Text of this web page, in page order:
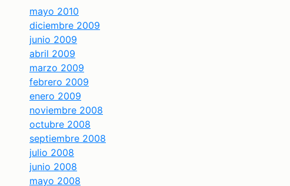
mayo 2010
diciembre 2009
junio 2009
abril 2009
marzo 2009
febrero 2009
enero 2009
noviembre 2008
octubre 2008
septiembre 2008
julio 2008
junio 2008
mayo 2008